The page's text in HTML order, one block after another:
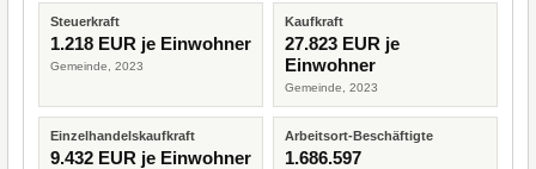
Steuerkraft
1.218 EUR je Einwohner
Gemeinde, 2023
Kaufkraft
27.823 EUR je
Einwohner
Gemeinde, 2023
Einzelhandelskaufkraft
9.432 EUR je Einwohner
Arbeitsort-Beschäftigte
1.686.597